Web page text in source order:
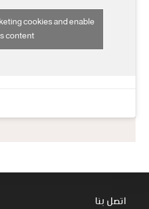
cookies and enable
content
اتصل بنا